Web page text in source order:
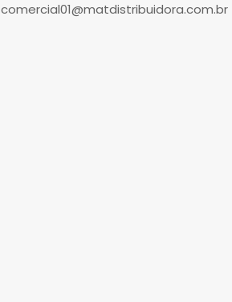
comercial01@matdistribuidora.com.br